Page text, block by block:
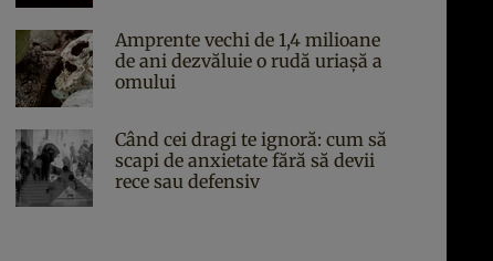
Amprente vechi de 1,4 milioane
de ani dezvăluie o rudă uriașă a
omului
Când cei dragi te ignoră: cum să
scapi de anxietate fără să devii
rece sau defensiv